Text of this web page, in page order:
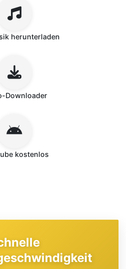
herunterladen
Downloader
kostenlos